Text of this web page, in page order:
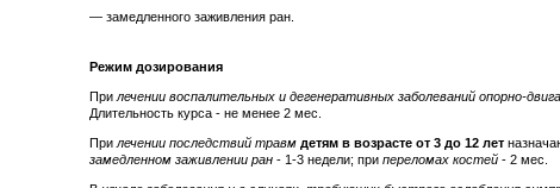
— замедленного заживления ран.
Режим дозирования
При лечении воспалительных и дегенеративных заболеваний опорно-
Длительность курса - не менее 2 мес.
При лечении последствий травм детям в возрасте от 3 до 12 лет
замедленном заживлении ран - 1-3 недели; при переломах костей - 2 мес.